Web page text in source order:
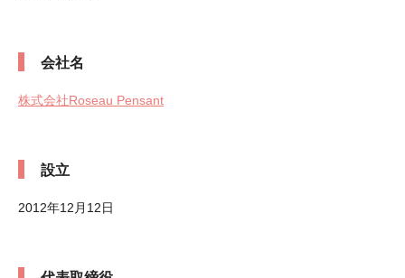
会社名
株式会社Roseau Pensant
設立
2012年12月12日